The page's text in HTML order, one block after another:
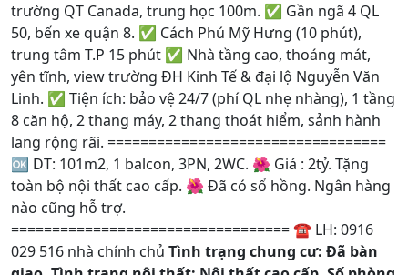
trường QT Canada, trung học 100m. ✅ Gần ngã 4 QL
50, bến xe quận 8. ✅ Cách Phú Mỹ Hưng (10 phút),
trung tâm T.P 15 phút ✅ Nhà tầng cao, thoáng mát,
yên tĩnh, view trường ĐH Kinh Tế & đại lộ Nguyễn Văn
Linh. ✅ Tiện ích: bảo vệ 24/7 (phí QL nhẹ nhàng), 1 tầng
8 căn hộ, 2 thang máy, 2 thang thoát hiểm, sảnh hành
lang rộng rãi. ==================================
🆗 DT: 101m2, 1 balcon, 3PN, 2WC. 🌺 Giá : 2tỷ. Tặng
toàn bộ nội thất cao cấp. 🌺 Đã có sổ hồng. Ngân hàng
nào cũng hỗ trợ.
================================== ☎ LH: 0916
029 516 nhà chính chủ Tình trạng chung cư: Đã bàn